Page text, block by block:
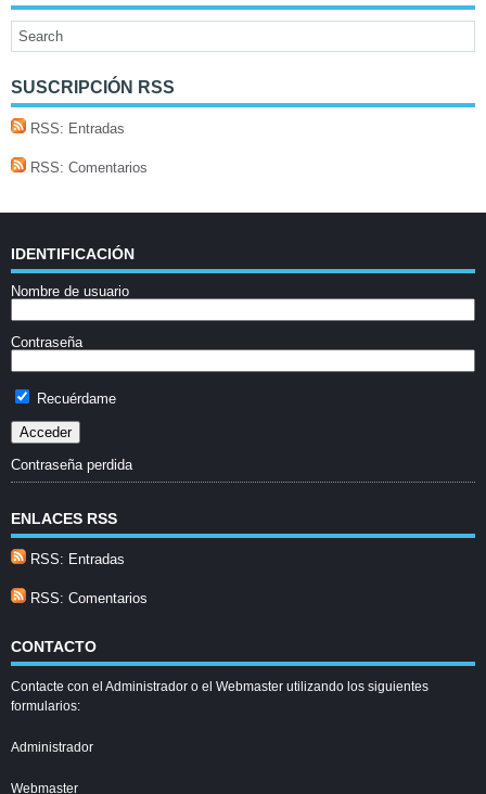
SUSCRIPCIÓN RSS
RSS: Entradas
RSS: Comentarios
IDENTIFICACIÓN
Nombre de usuario
Contraseña
Recuérdame
Contraseña perdida
ENLACES RSS
RSS: Entradas
RSS: Comentarios
CONTACTO
Contacte con el Administrador o el Webmaster utilizando los siguientes
formularios:
Administrador
Webmaster